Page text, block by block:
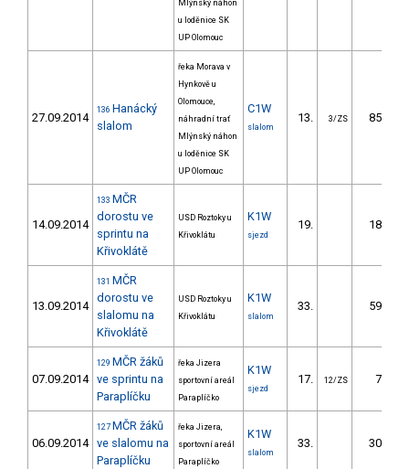
Mlýnský náhon
u loděnice SK
UP Olomouc
27.09.2014
136 Hanácký
slalom
řeka Morava v
Hynkově u
Olomouce,
náhradní trať
Mlýnský náhon
u loděnice SK
UP Olomouc
C1W
slalom
13. 3/ZS 85.90
14.09.2014
133 MČR
dorostu ve
sprintu na
Křivoklátě
USD Roztoky u
Křivoklátu
K1W
sjezd
19. 18.31
13.09.2014
131 MČR
dorostu ve
slalomu na
Křivoklátě
USD Roztoky u
Křivoklátu
K1W
slalom
33. 59.66
07.09.2014
129 MČR žáků
ve sprintu na
Paraplíčku
řeka Jizera
sportovní areál
Paraplíčko
K1W
sjezd
17. 12/ZS 7.90
06.09.2014
127 MČR žáků
ve slalomu na
Paraplíčku
řeka Jizera,
sportovní areál
Paraplíčko
K1W
slalom
33. 30.38